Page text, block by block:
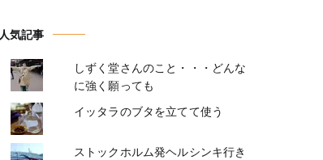
人気記事
しずく堂さんのこと・・・どんな
に強く願っても
イッタラのブタを立てて使う
ストックホルム発ヘルシンキ行き